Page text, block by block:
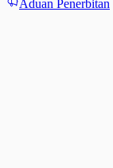
Aduan Penerbitan